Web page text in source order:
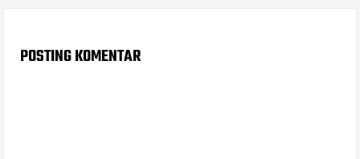
POSTING KOMENTAR